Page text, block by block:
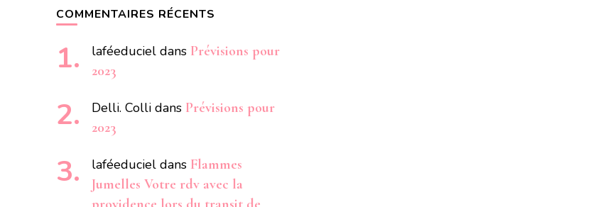
COMMENTAIRES RÉCENTS
laféeduciel dans Prévisions pour
2023
Delli. Colli dans Prévisions pour
2023
laféeduciel dans Flammes
Jumelles Votre rdv avec la